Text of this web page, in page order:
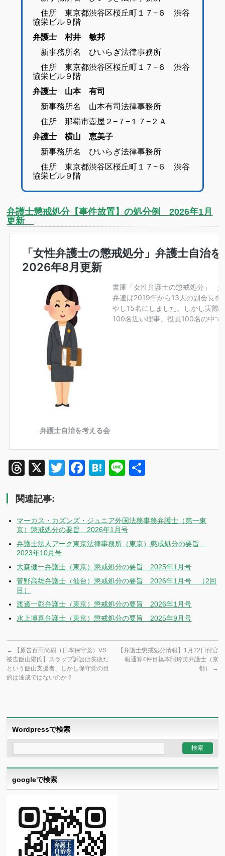
住所 東京都渋谷区桜丘町１７−６ 渋谷
協栄ビル９階
弁護士 村井 敏邦
新事務所名 ひいらぎ法律事務所
住所 東京都渋谷区桜丘町１７−６ 渋谷
協栄ビル９階
弁護士 山本 有司
新事務所名 山本有司法律事務所
住所 那覇市壺屋２−７−１７−２Ａ
弁護士 横山 恵美子
新事務所名 ひいらぎ法律事務所
住所 東京都渋谷区桜丘町１７−６ 渋谷
協栄ビル９階
弁護士懲戒処分【事件放置】の処分例 2026年1月
更新
Threads
X Twitter
Facebook
Hatena
Line
関連記事:
マーカス・カズンズ・ジュニア外国法務事務弁護士（第一東
京）懲戒処分の要旨 2026年1月号
弁護士法人アーク東京法律事務所（東京）懲戒処分の要旨
2023年10月号
大森健一弁護士（東京）懲戒処分の要旨 2025年1月号
菅野高雄弁護士（仙台）懲戒処分の要旨 2026年1月号 （2回
目）
渡邊一彰弁護士（東京）懲戒処分の要旨 2026年1月号
水上博喜弁護士（東京）懲戒処分の要旨 2025年9月号
←
【原告百田尚樹（日本保守党）VS
被告飯山陽氏】スラップ訴訟は失敗だ
という飯山支援者、しかし保守党の目
的は達成ではないのか？
【弁護士懲戒処分情報】1月22日付官
報通算4件目橋本阿玲芙弁護士（京
都）
→
Wordpressで検索
googleで検索